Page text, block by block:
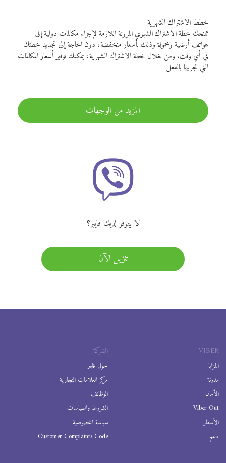
خطط الاشتراك الشهرية
تمنحك خطة الاشتراك الشهري المرونة اللازمة لإجراء مكالمات دولية إلى
هواتف أرضية ومحمولة وذلك بأسعار منخفضة، دون الحاجة إلى تجديد خطتك
في أي وقت. ومن خلال خطة الاشتراك الشهرية، يمكنك توفير أسعار المكالمات
التي تجريها بالفعل
المزيد من الوجهات
لا يتوفر لديك فايبر؟
تنزيل الآن
VIBER
المزايا
مدونة
الأمان
Viber Out
الأسعار
دعم
الشركة
حول فايبر
مركز العلامات التجارية
الوظائف
الشروط والسياسات
سياسة الخصوصية
Customer Complaints Code